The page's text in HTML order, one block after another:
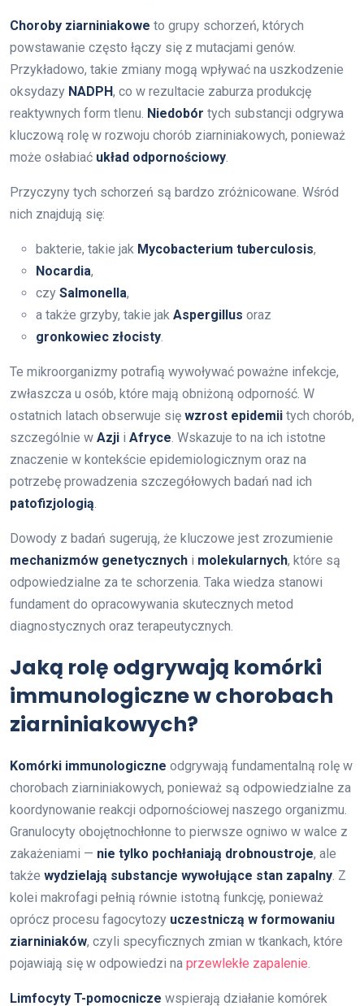
Choroby ziarniniakowe to grupy schorzeń, których
powstawanie często łączy się z mutacjami genów.
Przykładowo, takie zmiany mogą wpływać na uszkodzenie
oksydazy NADPH, co w rezultacie zaburza produkcję
reaktywnych form tlenu. Niedobór tych substancji odgrywa
kluczową rolę w rozwoju chorób ziarniniakowych, ponieważ
może osłabiać układ odpornościowy.
Przyczyny tych schorzeń są bardzo zróżnicowane. Wśród
nich znajdują się:
bakterie, takie jak Mycobacterium tuberculosis,
Nocardia,
czy Salmonella,
a także grzyby, takie jak Aspergillus oraz
gronkowiec złocisty.
Te mikroorganizmy potrafią wywoływać poważne infekcje,
zwłaszcza u osób, które mają obniżoną odporność. W
ostatnich latach obserwuje się wzrost epidemii tych chorób,
szczególnie w Azji i Afryce. Wskazuje to na ich istotne
znaczenie w kontekście epidemiologicznym oraz na
potrzebę prowadzenia szczegółowych badań nad ich
patofizjologią.
Dowody z badań sugerują, że kluczowe jest zrozumienie
mechanizmów genetycznych i molekularnych, które są
odpowiedzialne za te schorzenia. Taka wiedza stanowi
fundament do opracowywania skutecznych metod
diagnostycznych oraz terapeutycznych.
Jaką rolę odgrywają komórki
immunologiczne w chorobach
ziarniniakowych?
Komórki immunologiczne odgrywają fundamentalną rolę w
chorobach ziarniniakowych, ponieważ są odpowiedzialne za
koordynowanie reakcji odpornościowej naszego organizmu.
Granulocyty obojętnochłonne to pierwsze ogniwo w walce z
zakażeniami — nie tylko pochłaniają drobnoustroje, ale
także wydzielają substancje wywołujące stan zapalny. Z
kolei makrofagi pełnią równie istotną funkcję, ponieważ
oprócz procesu fagocytozy uczestniczą w formowaniu
ziarniniaków, czyli specyficznych zmian w tkankach, które
pojawiają się w odpowiedzi na przewlekłe zapalenie.
Limfocyty T-pomocnicze wspierają działanie komórek